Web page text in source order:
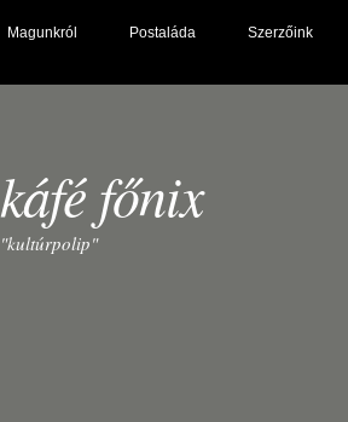
Magunkról Postaláda Szerzőink
káfé főnix
"kultúrpolip"